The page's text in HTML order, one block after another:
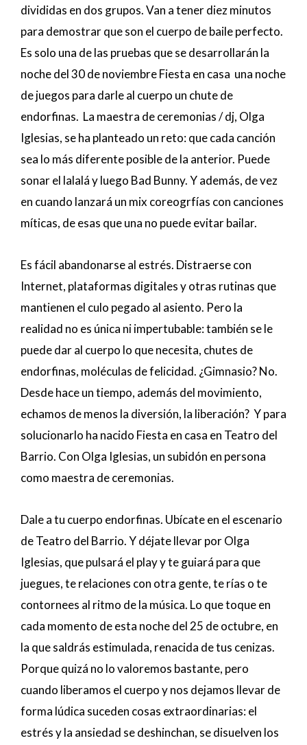
divididas en dos grupos. Van a tener diez minutos
para demostrar que son el cuerpo de baile perfecto.
Es solo una de las pruebas que se desarrollarán la
noche del 30 de noviembre Fiesta en casa una noche
de juegos para darle al cuerpo un chute de
endorfinas. La maestra de ceremonias / dj, Olga
Iglesias, se ha planteado un reto: que cada canción
sea lo más diferente posible de la anterior. Puede
sonar el lalalá y luego Bad Bunny. Y además, de vez
en cuando lanzará un mix coreogrfías con canciones
míticas, de esas que una no puede evitar bailar.
Es fácil abandonarse al estrés. Distraerse con
Internet, plataformas digitales y otras rutinas que
mantienen el culo pegado al asiento. Pero la
realidad no es única ni impertubable: también se le
puede dar al cuerpo lo que necesita, chutes de
endorfinas, moléculas de felicidad. ¿Gimnasio? No.
Desde hace un tiempo, además del movimiento,
echamos de menos la diversión, la liberación? Y para
solucionarlo ha nacido Fiesta en casa en Teatro del
Barrio. Con Olga Iglesias, un subidón en persona
como maestra de ceremonias.
Dale a tu cuerpo endorfinas. Ubícate en el escenario
de Teatro del Barrio. Y déjate llevar por Olga
Iglesias, que pulsará el play y te guiará para que
juegues, te relaciones con otra gente, te rías o te
contornees al ritmo de la música. Lo que toque en
cada momento de esta noche del 25 de octubre, en
la que saldrás estimulada, renacida de tus cenizas.
Porque quizá no lo valoremos bastante, pero
cuando liberamos el cuerpo y nos dejamos llevar de
forma lúdica suceden cosas extraordinarias: el
estrés y la ansiedad se deshinchan, se disuelven los